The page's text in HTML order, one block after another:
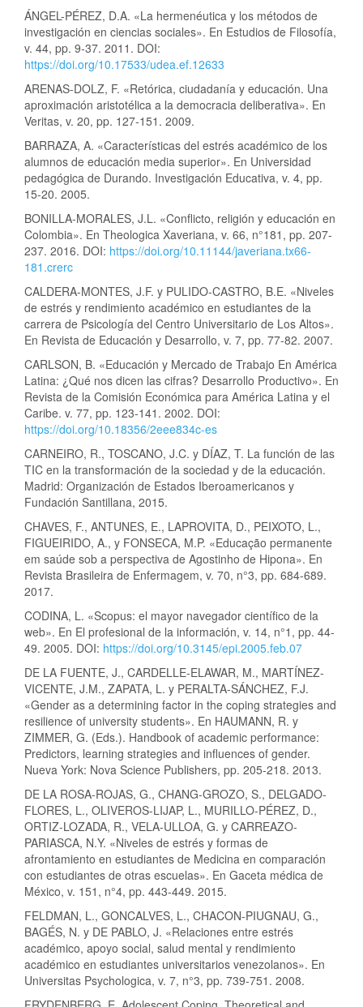
ÁNGEL-PÉREZ, D.A. «La hermenéutica y los métodos de
investigación en ciencias sociales». En Estudios de Filosofía,
v. 44, pp. 9-37. 2011. DOI:
https://doi.org/10.17533/udea.ef.12633
ARENAS-DOLZ, F. «Retórica, ciudadanía y educación. Una
aproximación aristotélica a la democracia deliberativa». En
Veritas, v. 20, pp. 127-151. 2009.
BARRAZA, A. «Características del estrés académico de los
alumnos de educación media superior». En Universidad
pedagógica de Durando. Investigación Educativa, v. 4, pp.
15-20. 2005.
BONILLA-MORALES, J.L. «Conflicto, religión y educación en
Colombia». En Theologica Xaveriana, v. 66, n°181, pp. 207-
237. 2016. DOI: https://doi.org/10.11144/javeriana.tx66-
181.crerc
CALDERA-MONTES, J.F. y PULIDO-CASTRO, B.E. «Niveles
de estrés y rendimiento académico en estudiantes de la
carrera de Psicología del Centro Universitario de Los Altos».
En Revista de Educación y Desarrollo, v. 7, pp. 77-82. 2007.
CARLSON, B. «Educación y Mercado de Trabajo En América
Latina: ¿Qué nos dicen las cifras? Desarrollo Productivo». En
Revista de la Comisión Económica para América Latina y el
Caribe. v. 77, pp. 123-141. 2002. DOI:
https://doi.org/10.18356/2eee834c-es
CARNEIRO, R., TOSCANO, J.C. y DÍAZ, T. La función de las
TIC en la transformación de la sociedad y de la educación.
Madrid: Organización de Estados Iberoamericanos y
Fundación Santillana, 2015.
CHAVES, F., ANTUNES, E., LAPROVITA, D., PEIXOTO, L.,
FIGUEIRIDO, A., y FONSECA, M.P. «Educação permanente
em saúde sob a perspectiva de Agostinho de Hipona». En
Revista Brasileira de Enfermagem, v. 70, n°3, pp. 684-689.
2017.
CODINA, L. «Scopus: el mayor navegador científico de la
web». En El profesional de la información, v. 14, n°1, pp. 44-
49. 2005. DOI: https://doi.org/10.3145/epi.2005.feb.07
DE LA FUENTE, J., CARDELLE-ELAWAR, M., MARTÍNEZ-
VICENTE, J.M., ZAPATA, L. y PERALTA-SÁNCHEZ, F.J.
«Gender as a determining factor in the coping strategies and
resilience of university students». En HAUMANN, R. y
ZIMMER, G. (Eds.). Handbook of academic performance:
Predictors, learning strategies and influences of gender.
Nueva York: Nova Science Publishers, pp. 205-218. 2013.
DE LA ROSA-ROJAS, G., CHANG-GROZO, S., DELGADO-
FLORES, L., OLIVEROS-LIJAP, L., MURILLO-PÉREZ, D.,
ORTIZ-LOZADA, R., VELA-ULLOA, G. y CARREAZO-
PARIASCA, N.Y. «Niveles de estrés y formas de
afrontamiento en estudiantes de Medicina en comparación
con estudiantes de otras escuelas». En Gaceta médica de
México, v. 151, n°4, pp. 443-449. 2015.
FELDMAN, L., GONCALVES, L., CHACON-PIUGNAU, G.,
BAGÉS, N. y DE PABLO, J. «Relaciones entre estrés
académico, apoyo social, salud mental y rendimiento
académico en estudiantes universitarios venezolanos». En
Universitas Psychologica, v. 7, n°3, pp. 739-751. 2008.